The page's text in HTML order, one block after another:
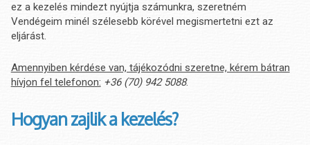
ez a kezelés mindezt nyújtja számunkra, szeretném
Vendégeim minél szélesebb körével megismertetni ezt az
eljárást.
Amennyiben kérdése van, tájékozódni szeretne, kérem bátran
hívjon fel telefonon: +36 (70) 942 5088.
Hogyan zajlik a kezelés?